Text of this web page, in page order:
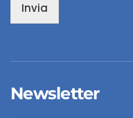
Invia
Newsletter